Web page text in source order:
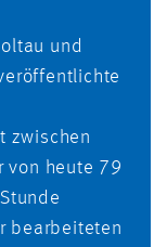
und
zwischen
von heute 79
bearbeiteten